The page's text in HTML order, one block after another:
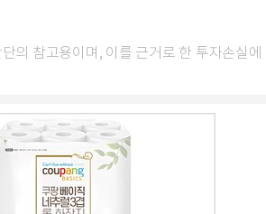
의 참고용이며, 이를 근거로 한 투자손실에